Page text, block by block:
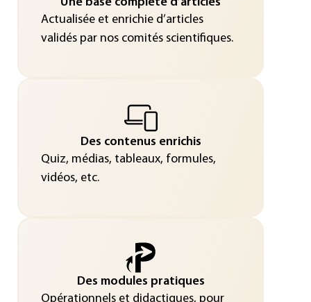
Actualisée et enrichie d’articles
validés par nos comités scientifiques.
Des contenus enrichis
Quiz, médias, tableaux, formules,
vidéos, etc.
Des modules pratiques
Opérationnels et didactiques, pour